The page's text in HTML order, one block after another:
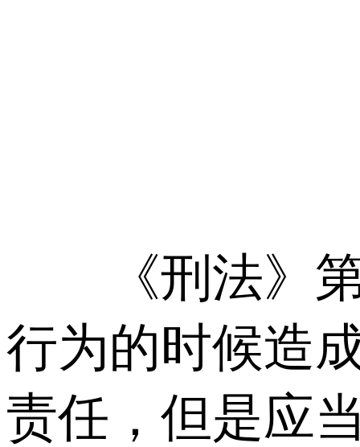
《刑法》第
行为的时候造
责任，但是应